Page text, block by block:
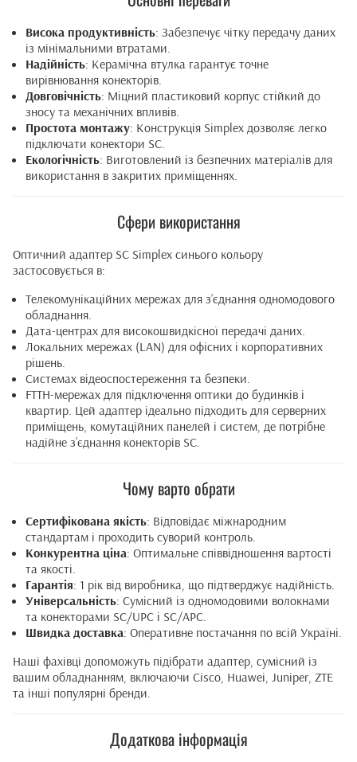
Висока продуктивність: Забезпечує чітку передачу даних
із мінімальними втратами.
Надійність: Керамічна втулка гарантує точне
вирівнювання конекторів.
Довговічність: Міцний пластиковий корпус стійкий до
зносу та механічних впливів.
Простота монтажу: Конструкція Simplex дозволяє легко
підключати конектори SC.
Екологічність: Виготовлений із безпечних матеріалів для
використання в закритих приміщеннях.
Сфери використання
Оптичний адаптер SC Simplex синього кольору
застосовується в:
Телекомунікаційних мережах для з’єднання одномодового
обладнання.
Дата-центрах для високошвидкісної передачі даних.
Локальних мережах (LAN) для офісних і корпоративних
рішень.
Системах відеоспостереження та безпеки.
FTTH-мережах для підключення оптики до будинків і
квартир. Цей адаптер ідеально підходить для серверних
приміщень, комутаційних панелей і систем, де потрібне
надійне з’єднання конекторів SC.
Чому варто обрати
Сертифікована якість: Відповідає міжнародним
стандартам і проходить суворий контроль.
Конкурентна ціна: Оптимальне співвідношення вартості
та якості.
Гарантія: 1 рік від виробника, що підтверджує надійність.
Універсальність: Сумісний із одномодовими волокнами
та конекторами SC/UPC і SC/APC.
Швидка доставка: Оперативне постачання по всій Україні.
Наші фахівці допоможуть підібрати адаптер, сумісний із
вашим обладнанням, включаючи Cisco, Huawei, Juniper, ZTE
та інші популярні бренди.
Додаткова інформація